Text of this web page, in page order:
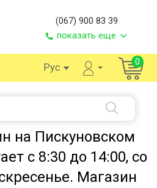
(067) 900 83 39
показать еще
Рус 0
на Пискуновском
с 8:30 до 14:00, со
Магазин